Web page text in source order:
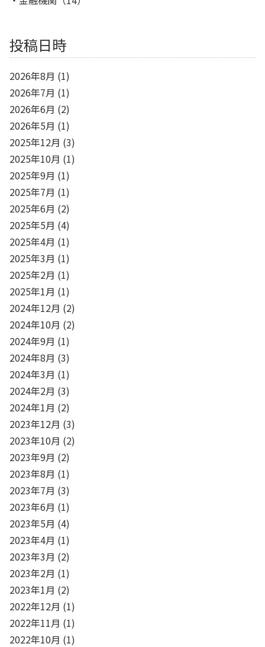
投稿日時
2026年8月 (1)
2026年7月 (1)
2026年6月 (2)
2026年5月 (1)
2025年12月 (3)
2025年10月 (1)
2025年9月 (1)
2025年7月 (1)
2025年6月 (2)
2025年5月 (4)
2025年4月 (1)
2025年3月 (1)
2025年2月 (1)
2025年1月 (1)
2024年12月 (2)
2024年10月 (2)
2024年9月 (1)
2024年8月 (3)
2024年3月 (1)
2024年2月 (3)
2024年1月 (2)
2023年12月 (3)
2023年10月 (2)
2023年9月 (2)
2023年8月 (1)
2023年7月 (3)
2023年6月 (1)
2023年5月 (4)
2023年4月 (1)
2023年3月 (2)
2023年2月 (1)
2023年1月 (2)
2022年12月 (1)
2022年11月 (1)
2022年10月 (1)